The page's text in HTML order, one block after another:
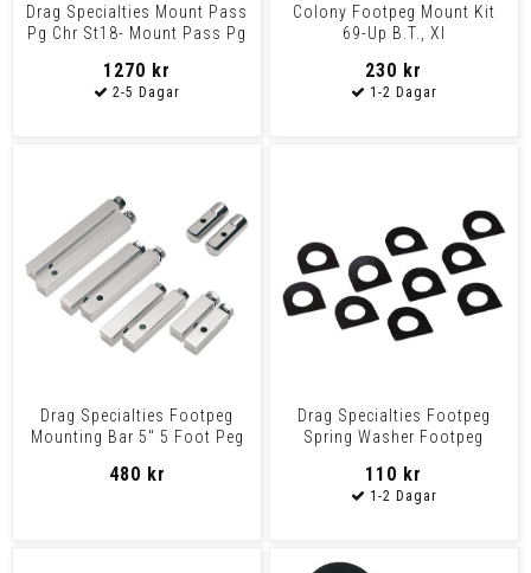
Drag Specialties Mount Pass
Pg Chr St18- Mount Pass Pg
1270 kr
Colony Footpeg Mount Kit
69-Up B.T., Xl
230 kr
Drag Specialties Footpeg
Mounting Bar 5" 5 Foot Peg
480 kr
Drag Specialties Footpeg
Spring Washer Footpeg
110 kr